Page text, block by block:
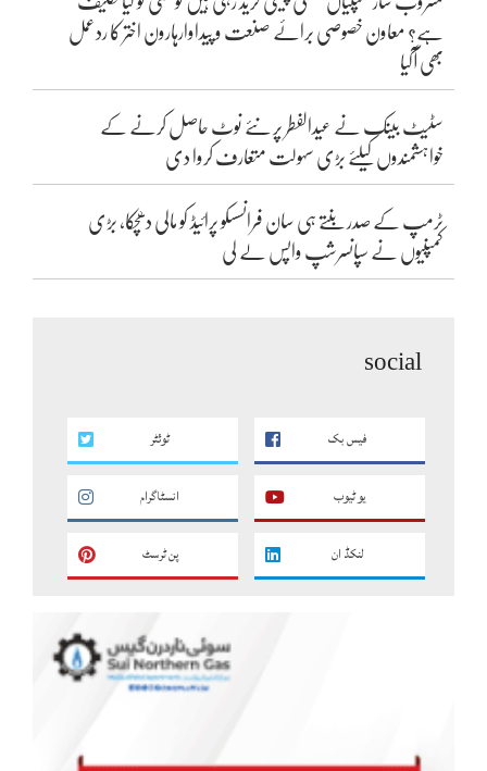
ہے؟ معاون خصوصی برائے صنعت و پیداوارہارون اختر کا ردعمل
بھی آگیا
سٹیٹ بینک نے عیدالفطر پر نئے نوٹ حاصل کرنے کے
خواہشمندوں کیلئے بڑی سہولت متعارف کروا دی
ٹرمپ کے صدر بنتے ہی سان فرانسسکو پرائیڈ کو مالی دھچکا، بڑی
کمپنیوں نے سپانسرشپ واپس لے لی
social
فیس بک ٹوئٹر
یو ٹیوب انسٹاگرام
لنکڈ ان پن ٹرسٹ